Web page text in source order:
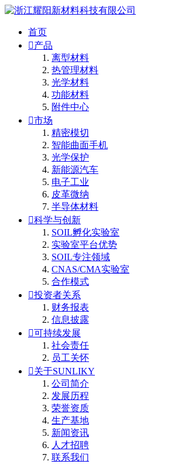
首页
产品
离型材料
热管理材料
光学材料
功能材料
附件中心
市场
精密模切
智能曲面手机
光学保护
新能源汽车
电子工业
皮革微纳
半导体材料
科学与创新
SOIL孵化实验室
实验室平台优势
SOIL专注领域
CNAS/CMA实验室
合作模式
投资者关系
财务报表
信息披露
可持续发展
社会责任
员工关怀
关于SUNLIKY
公司简介
发展历程
荣誉资质
生产基地
新闻资讯
人才招聘
联系我们